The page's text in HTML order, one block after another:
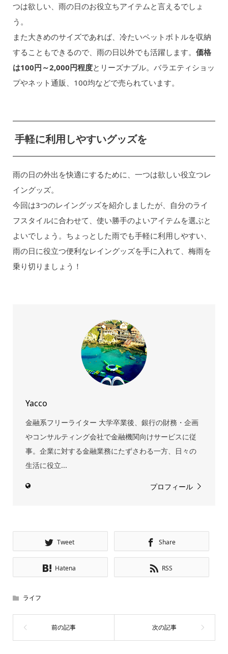
つは欲しい、雨の日のお役立ちアイテムと言えるでしょ
う。
また大きめのサイズであれば、冷たいペットボトルを収納
することもできるので、雨の日以外でも活躍します。 価格
は100円～2,000円程度とリーズナブル。バラエティショッ
プやネット通販、100均などで売られています。
手軽に利用しやすいグッズを
雨の日の外出を快適にするために、一つは欲しい役立つレ
イングッズ。
今回は3つのレイングッズを紹介しましたが、自分のライ
フスタイルに合わせて、使い勝手のよいアイテムを選ぶと
よいでしょう。ちょっとした雨でも手軽に利用しやすい、
雨の日に役立つ便利なレイングッズを手に入れて、梅雨を
乗り切りましょう！
Yacco
金融系フリーライター 大学卒業後、銀行の財務・企画
やコンサルティング会社で金融機関向けサービスに従
事。企業に対する金融業務にたずさわる一方、日々の
生活に役立...
プロフィール
Tweet Share
Hatena RSS
ライフ